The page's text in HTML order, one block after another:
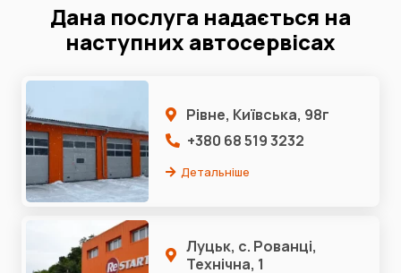
Дана послуга надається на
наступних автосервісах
Рівне, Київська, 98г
+380 68 519 3232
Детальніше
Луцьк, с. Рованці,
Технічна, 1